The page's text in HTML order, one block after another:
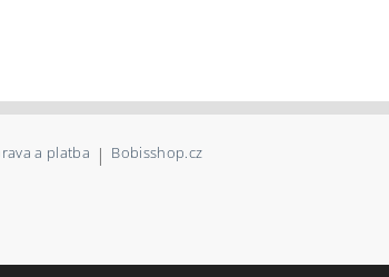
a platba | Bobisshop.cz